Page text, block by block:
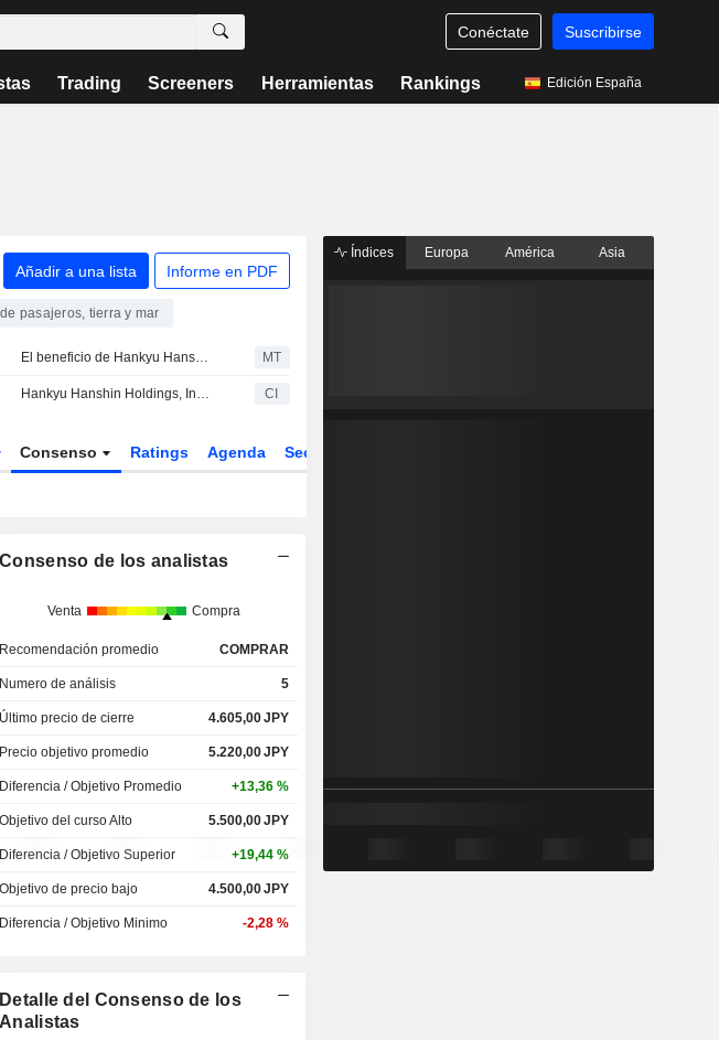
Conéctate Suscribirse
Trading Screeners Herramientas Rankings Edición España
Añadir a una lista Informe en PDF
pasajeros, tierra y mar
El beneficio de Hankyu Hanshin crece un 8% en el primer trimestre fiscal MT
Hankyu Hanshin Holdings, Inc. presenta sus resultados del primer trimestre finalizado el 30 de junio de 2026 CI
Consenso Ratings Agenda Sector
Consenso de los analistas
Venta Compra
Recomendación promedio COMPRAR
Numero de análisis 5
Último precio de cierre 4.605,00JPY
Precio objetivo promedio 5.220,00JPY
Diferencia / Objetivo Promedio +13,36 %
Objetivo del curso Alto 5.500,00JPY
Diferencia / Objetivo Superior +19,44 %
Objetivo de precio bajo 4.500,00JPY
Diferencia / Objetivo Minimo -2,28 %
Detalle del Consenso de los
Analistas
Índices Europa América Asia